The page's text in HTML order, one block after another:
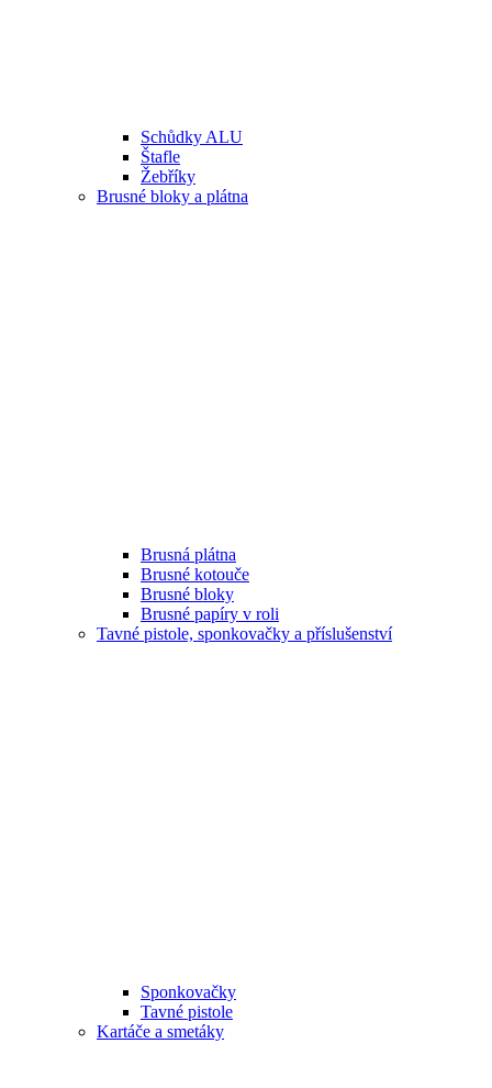
Schůdky ALU
Štafle
Žebříky
Brusné bloky a plátna
Brusná plátna
Brusné kotouče
Brusné bloky
Brusné papíry v roli
Tavné pistole, sponkovačky a příslušenství
Sponkovačky
Tavné pistole
Kartáče a smetáky